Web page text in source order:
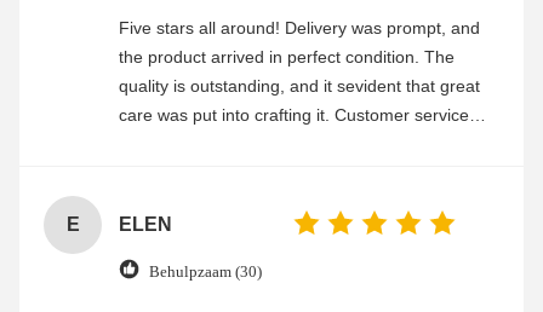
Five stars all around! Delivery was prompt, and
the product arrived in perfect condition. The
quality is outstanding, and it sevident that great
care was put into crafting it. Customer service
E ELEN
Behulpzaam (30)